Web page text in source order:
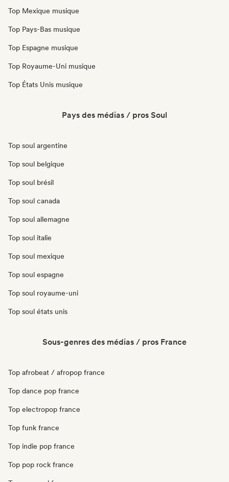
Top Mexique musique
Top Pays-Bas musique
Top Espagne musique
Top Royaume-Uni musique
Top États Unis musique
Pays des médias / pros Soul
Top soul argentine
Top soul belgique
Top soul brésil
Top soul canada
Top soul allemagne
Top soul italie
Top soul mexique
Top soul espagne
Top soul royaume-uni
Top soul états unis
Sous-genres des médias / pros France
Top afrobeat / afropop france
Top dance pop france
Top electropop france
Top funk france
Top indie pop france
Top pop rock france